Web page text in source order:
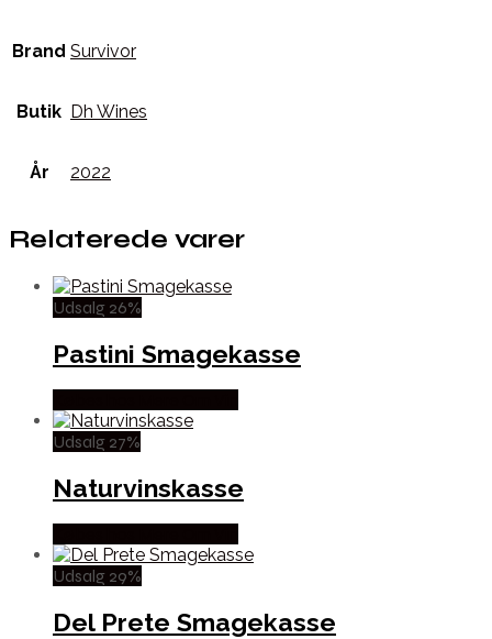
Brand Survivor
Butik Dh Wines
År 2022
Relaterede varer
Udsalg 26%
Pastini Smagekasse
Udsalg 27%
Naturvinskasse
Udsalg 29%
Del Prete Smagekasse